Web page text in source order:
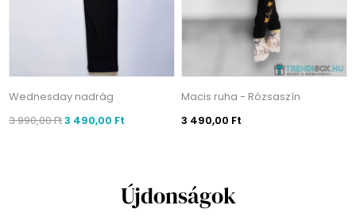
Wednesday nadrág
3 990,00 Ft3 490,00 Ft
Macis ruha - Rózsaszín
3 490,00 Ft
Újdonságok